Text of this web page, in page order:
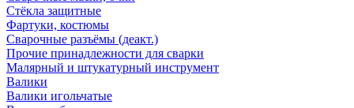
Стёкла защитные
Фартуки, костюмы
Сварочные разъёмы (деакт.)
Прочие принадлежности для сварки
Малярный и штукатурный инструмент
Валики
Валики игольчатые